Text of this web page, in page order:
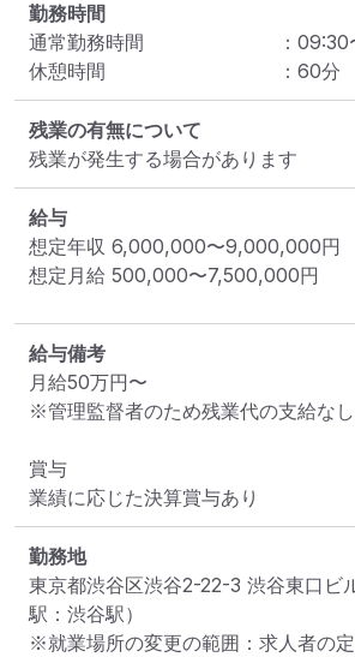
勤務時間
通常勤務時間
： 09:30
休憩時間
： 60分
残業の有無について
残業が発生する場合があります
給与
想定年収 6,000,000〜9,000,000円
想定月給 500,000〜7,500,000円
給与備考
月給50万円〜
※管理監督者のため残業代の支給なし
賞与
勤務地
東京都渋谷区渋谷2-22-3 渋谷東口ビ
駅：渋谷駅）
※就業場所の変更の範囲：求人者の